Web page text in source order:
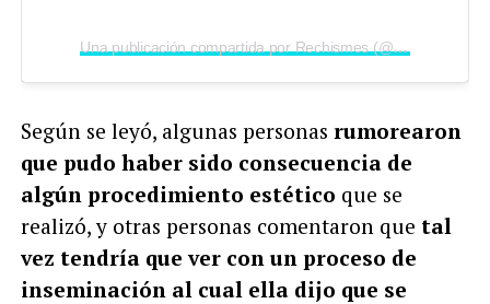
Una publicación compartida por Rechismes (@rechismes)
Según se leyó, algunas personas rumorearon
que pudo haber sido consecuencia de
algún procedimiento estético que se
realizó, y otras personas comentaron que tal
vez tendría que ver con un proceso de
inseminación al cual ella dijo que se